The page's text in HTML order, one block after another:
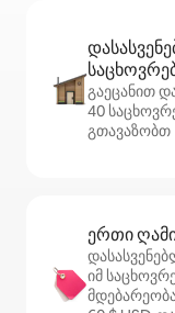
გაეცანით
40
გთავაზობთ
ერთი
იმ